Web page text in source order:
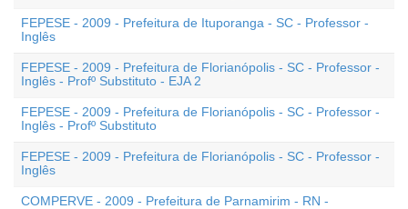
FEPESE - 2009 - Prefeitura de Ituporanga - SC - Professor -
Inglês
FEPESE - 2009 - Prefeitura de Florianópolis - SC - Professor -
Inglês - Profº Substituto - EJA 2
FEPESE - 2009 - Prefeitura de Florianópolis - SC - Professor -
Inglês - Profº Substituto
FEPESE - 2009 - Prefeitura de Florianópolis - SC - Professor -
Inglês
COMPERVE - 2009 - Prefeitura de Parnamirim - RN -